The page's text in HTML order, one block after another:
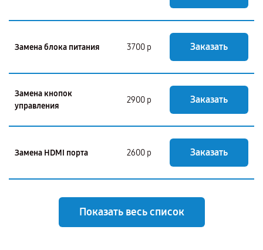
Замена блока питания 3700 р Заказать
Замена кнопок
управления
2900 р Заказать
Замена HDMI порта 2600 р Заказать
Показать весь список